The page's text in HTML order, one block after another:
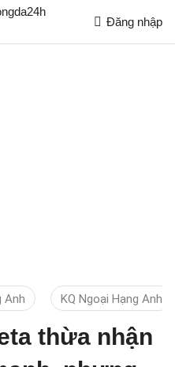
Đăng nhập
Anh KQ Ngoại Hạng Anh
thừa nhận